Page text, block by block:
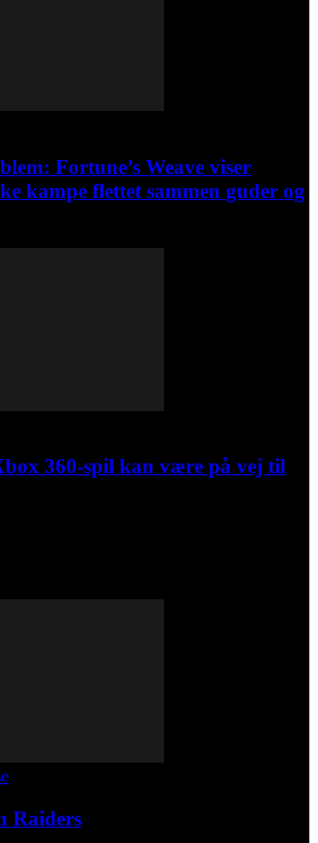
Fortune’s Weave viser
kampe flettet sammen guder og
360-spil kan være på vej til
Raiders